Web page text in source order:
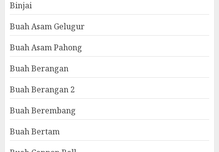
Binjai
Buah Asam Gelugur
Buah Asam Pahong
Buah Berangan
Buah Berangan 2
Buah Berembang
Buah Bertam